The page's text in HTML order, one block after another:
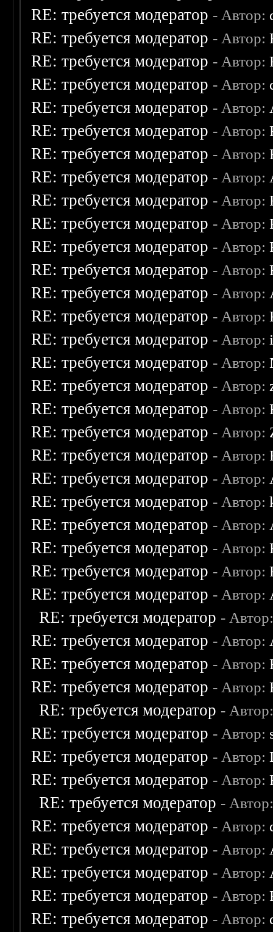
RE: требуется модератор - Автор:
RE: требуется модератор - Автор:
RE: требуется модератор - Автор:
RE: требуется модератор - Автор:
RE: требуется модератор - Автор:
RE: требуется модератор - Автор:
RE: требуется модератор - Автор:
RE: требуется модератор - Автор:
RE: требуется модератор - Автор:
RE: требуется модератор - Автор:
RE: требуется модератор - Автор:
RE: требуется модератор - Автор:
RE: требуется модератор - Автор:
RE: требуется модератор - Автор:
RE: требуется модератор - Автор:
RE: требуется модератор - Автор:
RE: требуется модератор - Автор:
RE: требуется модератор - Автор:
RE: требуется модератор - Автор:
RE: требуется модератор - Автор:
RE: требуется модератор - Автор:
RE: требуется модератор - Автор:
RE: требуется модератор - Автор:
RE: требуется модератор - Автор:
RE: требуется модератор - Автор:
RE: требуется модератор - Автор:
RE: требуется модератор -
RE: требуется модератор - Автор:
RE: требуется модератор - Автор:
RE: требуется модератор - Автор:
RE: требуется модератор -
RE: требуется модератор - Автор:
RE: требуется модератор - Автор:
RE: требуется модератор - Автор:
RE: требуется модератор -
RE: требуется модератор - Автор:
RE: требуется модератор - Автор:
RE: требуется модератор - Автор:
RE: требуется модератор - Автор:
RE: требуется модератор - Автор: